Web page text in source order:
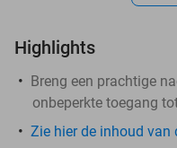
Highlights
Breng een prachtige
onbeperkte toegang
Zie hier de inhoud van